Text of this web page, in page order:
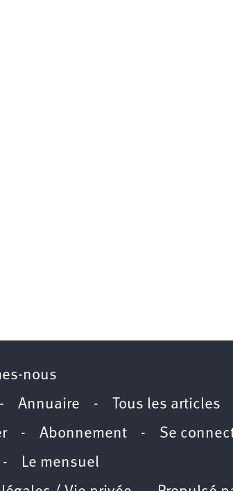
nous
Annuaire - Tous les articles
- Abonnement - Se
Le mensuel